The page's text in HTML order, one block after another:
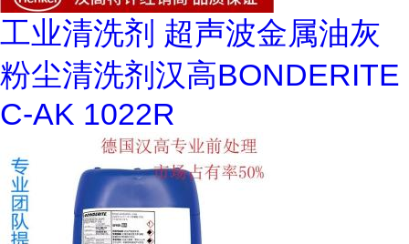
工业清洗剂 超声波金属油灰
粉尘清洗剂汉高BONDERITE
C-AK 1022R